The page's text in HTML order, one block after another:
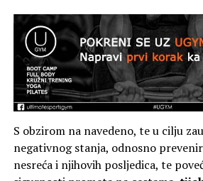
S obzirom na navedeno, te u cilju
negativnog stanja, odnosno
nesreća i njihovih posljedica, te